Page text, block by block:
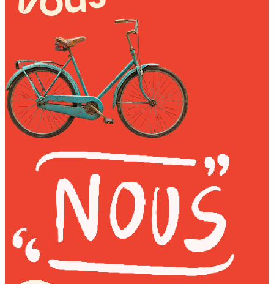
Sunniva
The Sock Trader
The Kreol Republic
The Little Big People
Vizavi
Wally Plush Toys